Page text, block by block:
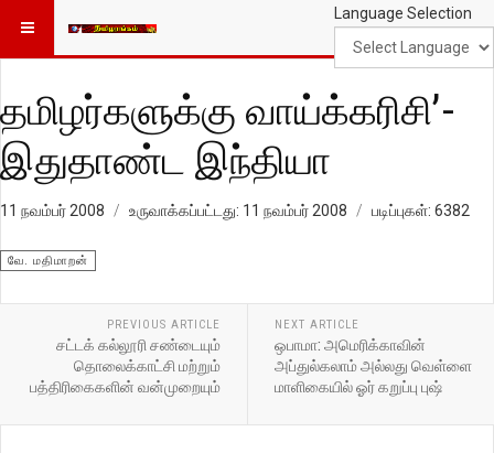
Language Selection
தமிழர்களுக்கு வாய்க்கரிசி’-
இதுதாண்ட இந்தியா
11 நவம்பர் 2008 உருவாக்கப்பட்டது: 11 நவம்பர் 2008 படிப்புகள்: 6382
வே. மதிமாறன்
PREVIOUS ARTICLE
சட்டக் கல்லூரி சண்டையும்
தொலைக்காட்சி மற்றும்
பத்திரிகைகளின் வன்முறையும்
NEXT ARTICLE
ஒபாமா: அமெரிக்காவின்
அப்துல்கலாம் அல்லது வெள்ளை
மாளிகையில் ஓர் கறுப்பு புஷ்